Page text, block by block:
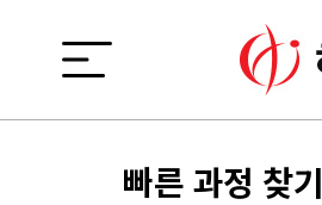
빠른 과정 찾기